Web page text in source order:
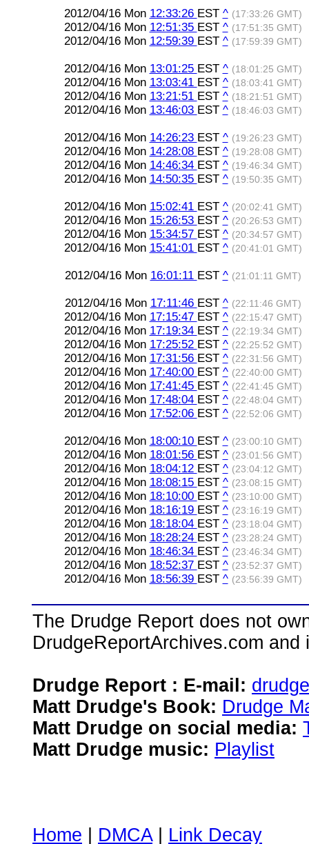
2012/04/16 Mon 12:33:26 EST ^ (17:33:26 GMT)
2012/04/16 Mon 12:51:35 EST ^ (17:51:35 GMT)
2012/04/16 Mon 12:59:39 EST ^ (17:59:39 GMT)
2012/04/16 Mon 13:01:25 EST ^ (18:01:25 GMT)
2012/04/16 Mon 13:03:41 EST ^ (18:03:41 GMT)
2012/04/16 Mon 13:21:51 EST ^ (18:21:51 GMT)
2012/04/16 Mon 13:46:03 EST ^ (18:46:03 GMT)
2012/04/16 Mon 14:26:23 EST ^ (19:26:23 GMT)
2012/04/16 Mon 14:28:08 EST ^ (19:28:08 GMT)
2012/04/16 Mon 14:46:34 EST ^ (19:46:34 GMT)
2012/04/16 Mon 14:50:35 EST ^ (19:50:35 GMT)
2012/04/16 Mon 15:02:41 EST ^ (20:02:41 GMT)
2012/04/16 Mon 15:26:53 EST ^ (20:26:53 GMT)
2012/04/16 Mon 15:34:57 EST ^ (20:34:57 GMT)
2012/04/16 Mon 15:41:01 EST ^ (20:41:01 GMT)
2012/04/16 Mon 16:01:11 EST ^ (21:01:11 GMT)
2012/04/16 Mon 17:11:46 EST ^ (22:11:46 GMT)
2012/04/16 Mon 17:15:47 EST ^ (22:15:47 GMT)
2012/04/16 Mon 17:19:34 EST ^ (22:19:34 GMT)
2012/04/16 Mon 17:25:52 EST ^ (22:25:52 GMT)
2012/04/16 Mon 17:31:56 EST ^ (22:31:56 GMT)
2012/04/16 Mon 17:40:00 EST ^ (22:40:00 GMT)
2012/04/16 Mon 17:41:45 EST ^ (22:41:45 GMT)
2012/04/16 Mon 17:48:04 EST ^ (22:48:04 GMT)
2012/04/16 Mon 17:52:06 EST ^ (22:52:06 GMT)
2012/04/16 Mon 18:00:10 EST ^ (23:00:10 GMT)
2012/04/16 Mon 18:01:56 EST ^ (23:01:56 GMT)
2012/04/16 Mon 18:04:12 EST ^ (23:04:12 GMT)
2012/04/16 Mon 18:08:15 EST ^ (23:08:15 GMT)
2012/04/16 Mon 18:10:00 EST ^ (23:10:00 GMT)
2012/04/16 Mon 18:16:19 EST ^ (23:16:19 GMT)
2012/04/16 Mon 18:18:04 EST ^ (23:18:04 GMT)
2012/04/16 Mon 18:28:24 EST ^ (23:28:24 GMT)
2012/04/16 Mon 18:46:34 EST ^ (23:46:34 GMT)
2012/04/16 Mon 18:52:37 EST ^ (23:52:37 GMT)
2012/04/16 Mon 18:56:39 EST ^ (23:56:39 GMT)
The Drudge Report does not
DrudgeReportArchives.com
Drudge Report : E-mail:
Matt Drudge's Book: Drudge
Matt Drudge on social media:
Matt Drudge music: Playlist
Home DMCA| Link Decay